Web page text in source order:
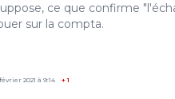
ce que confirme
sur la compta.
2021 à 9:14 +1